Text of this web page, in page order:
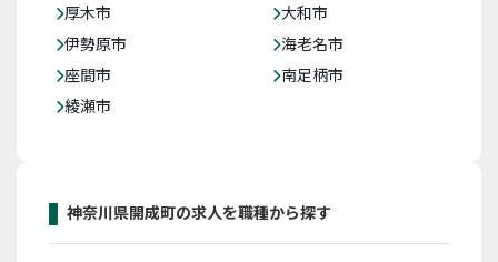
厚木市
大和市
伊勢原市
海老名市
座間市
南足柄市
綾瀬市
神奈川県開成町の求人を職種から探す